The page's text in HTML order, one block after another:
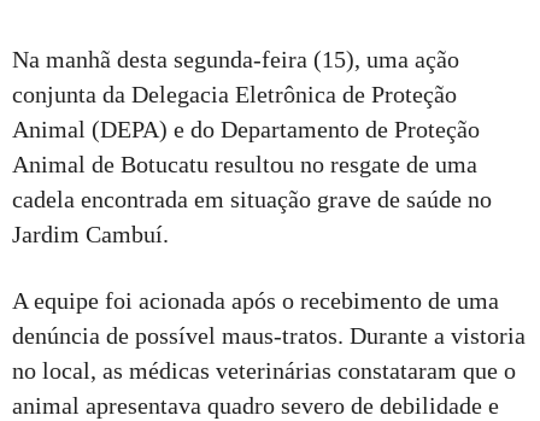
Na manhã desta segunda-feira (15), uma ação
conjunta da Delegacia Eletrônica de Proteção
Animal (DEPA) e do Departamento de Proteção
Animal de Botucatu resultou no resgate de uma
cadela encontrada em situação grave de saúde no
Jardim Cambuí.
A equipe foi acionada após o recebimento de uma
denúncia de possível maus-tratos. Durante a vistoria
no local, as médicas veterinárias constataram que o
animal apresentava quadro severo de debilidade e